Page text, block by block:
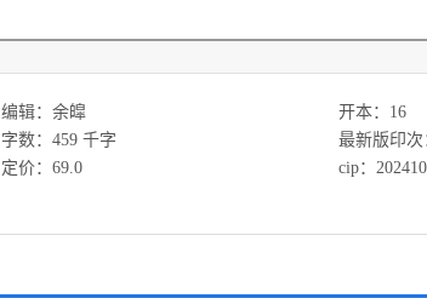
编辑：余皡
开本：16
字数：459 千字
最新版印次
定价：69.0
cip：